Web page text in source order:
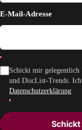
E-Mail-Adresse
Schickt mir
und DiscList-Trends.
Datenschutzerklärung